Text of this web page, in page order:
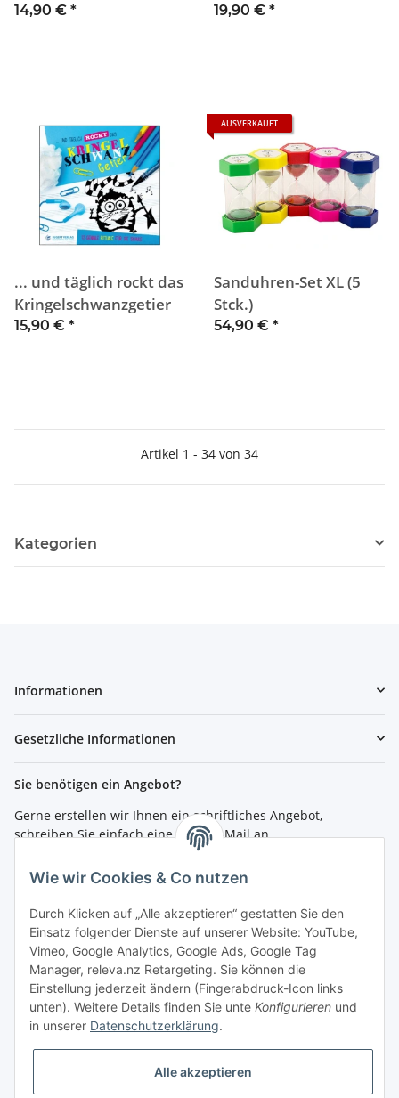
14,90 € * 19,90 € *
... und täglich rockt das
Kringelschwanzgetier
15,90 € *
AUSVERKAUFT
Sanduhren-Set XL (5
Stck.)
54,90 € *
Artikel 1 - 34 von 34
Kategorien
Informationen
Gesetzliche Informationen
Sie benötigen ein Angebot?
Gerne erstellen wir Ihnen ein schriftliches Angebot,
schreiben Sie einfach eine kurze E-Mail an
Bestellen per Fax oder Tel:
Tel.: 0261 / 50089561
Fax: 0261 / 50089555
So erreichen Sie uns
Shop.4teachers.de
Maximinstraße 1
56072 Koblenz
Tel.: 0261 / 50089561
Wie wir Cookies & Co nutzen
Durch Klicken auf „Alle akzeptieren“ gestatten Sie den
Einsatz folgender Dienste auf unserer Website: YouTube,
Vimeo, Google Analytics, Google Ads, Google Tag
Manager, releva.nz Retargeting. Sie können die
Einstellung jederzeit ändern (Fingerabdruck-Icon links
unten). Weitere Details finden Sie unte Konfigurieren und
in unserer Datenschutzerklärung.
Alle akzeptieren